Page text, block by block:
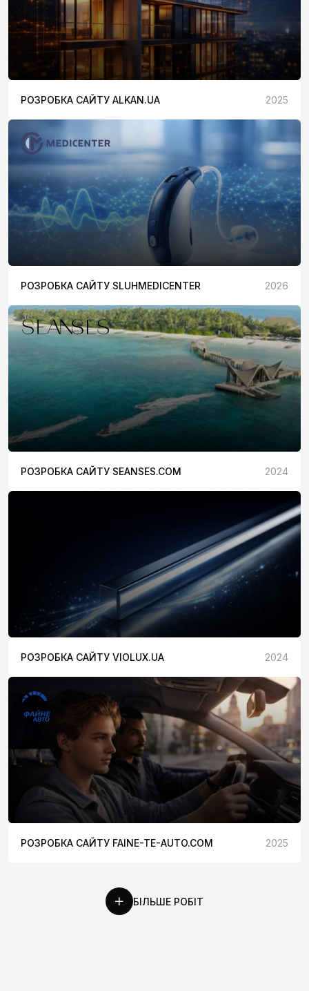
РОЗРОБКА САЙТУ ALKAN.UA 2025
РОЗРОБКА САЙТУ SLUHMEDICENTER 2026
РОЗРОБКА САЙТУ SEANSES.COM 2024
РОЗРОБКА САЙТУ VIOLUX.UA 2024
РОЗРОБКА САЙТУ FAINE-TE-AUTO.COM 2025
БІЛЬШЕ РОБІТ